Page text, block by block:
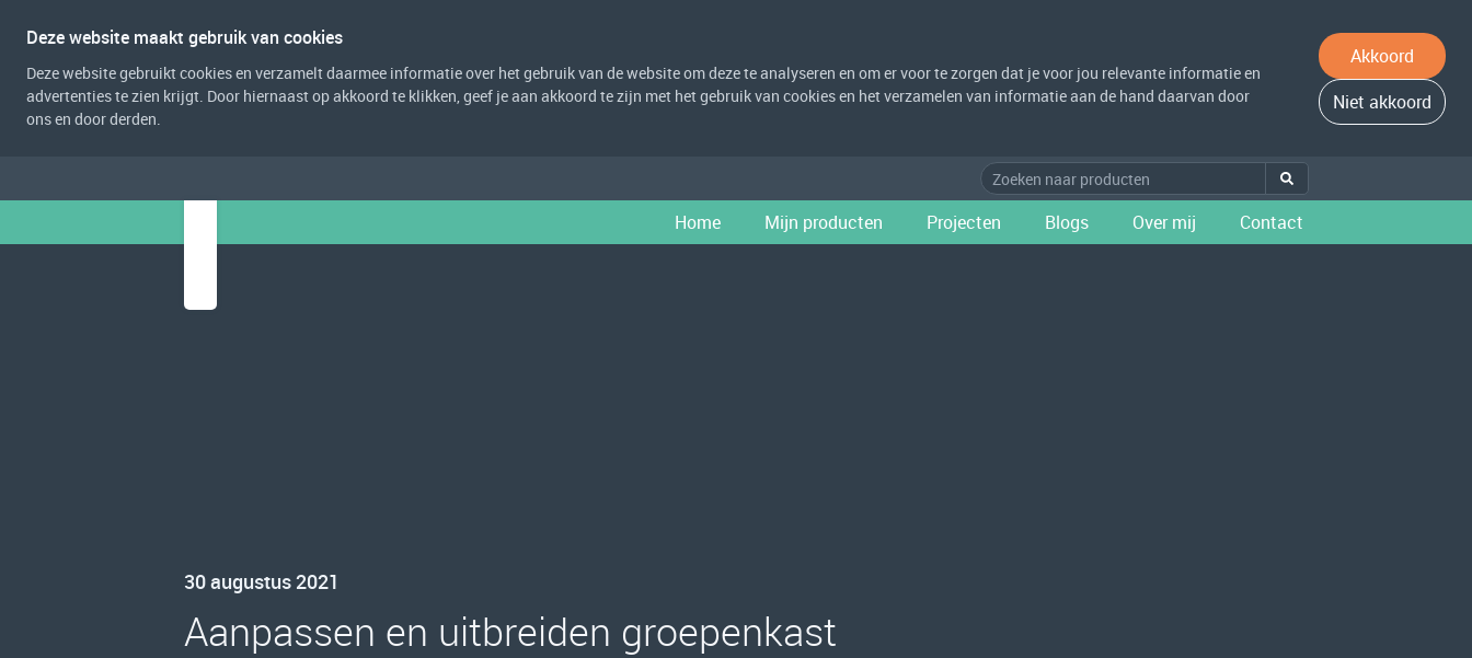
Deze website maakt gebruik van cookies
Deze website gebruikt cookies en verzamelt daarmee informatie over het gebruik van de website om deze te analyseren en om er voor te zorgen dat je voor jou relevante informatie en
advertenties te zien krijgt. Door hiernaast op akkoord te klikken, geef je aan akkoord te zijn met het gebruik van cookies en het verzamelen van informatie aan de hand daarvan door
ons en door derden.
Akkoord
Niet akkoord
Home Mijn producten Projecten Blogs Over mij Contact
30 augustus 2021
Aanpassen en uitbreiden groepenkast